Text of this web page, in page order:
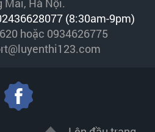
Mai, Hà Nội.
(8:30am-9pm)
hoặc 0934626775